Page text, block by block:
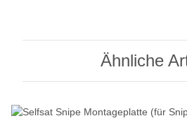
Ähnliche